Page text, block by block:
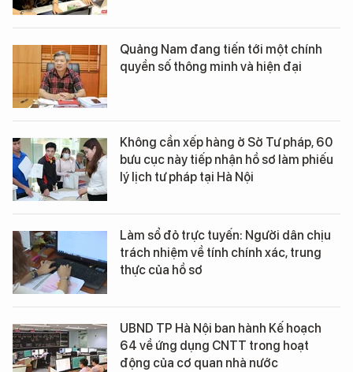
Quảng Nam đang tiến tới một chính
quyền số thông minh và hiện đại
Không cần xếp hàng ở Sở Tư pháp, 60
bưu cục này tiếp nhận hồ sơ làm phiếu
lý lịch tư pháp tại Hà Nội
Làm sổ đỏ trực tuyến: Người dân chịu
trách nhiệm về tính chính xác, trung
thực của hồ sơ
UBND TP Hà Nội ban hành Kế hoạch
64 về ứng dụng CNTT trong hoạt
động của cơ quan nhà nước